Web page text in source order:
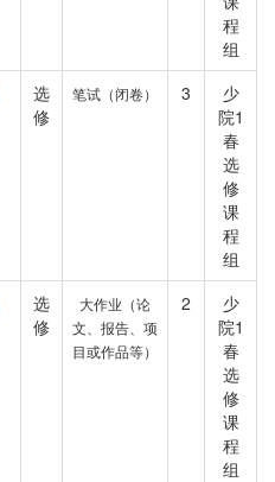
程
组
选
修
笔试（闭卷） 3
少
院1
春
选
修
课
程
组
选
修
大作业（论
文、报告、项
目或作品等）
2
少
院1
春
选
修
课
程
组